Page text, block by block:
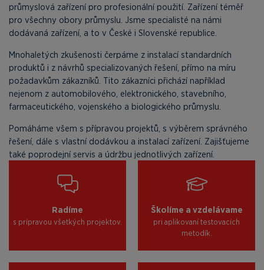
průmyslová zařízení pro profesionální použití. Zařízení téměř
pro všechny obory průmyslu. Jsme specialisté na námi
dodávaná zařízení, a to v České i Slovenské republice.
Mnohaletých zkušenosti čerpáme z instalací standardních
produktů i z návrhů specializovaných řešení, přímo na míru
požadavkům zákazníků. Tito zákazníci přichází například
nejenom z automobilového, elektronického, stavebního,
farmaceutického, vojenského a biologického průmyslu.
Pomáháme všem s přípravou projektů, s výběrem správného
řešení, dále s vlastní dodávkou a instalací zařízení. Zajišťujeme
také poprodejní servis a údržbu jednotlivých zařízení.
Radíme
s prípravou všetkých projektov.
Školíme a vzdelávame
pri aplikovaní testovacích
metodík.